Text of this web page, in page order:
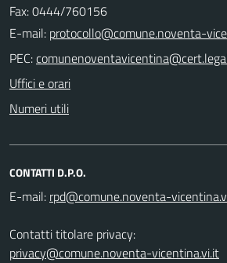
Fax: 0444/760156
E-mail:
PEC:
Uffici e orari
Numeri utili
CONTATTI D.P.O.
E-mail:
Contatti titolare privacy:
privacy@comune.noventa-vicentina.vi.it